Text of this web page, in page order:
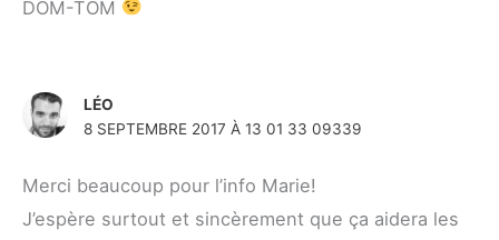
DOM-TOM
LÉO
8 SEPTEMBRE 2017 À 13 01 33 09339
Merci beaucoup pour l’info Marie!
J’espère surtout et sincèrement que ça aidera les